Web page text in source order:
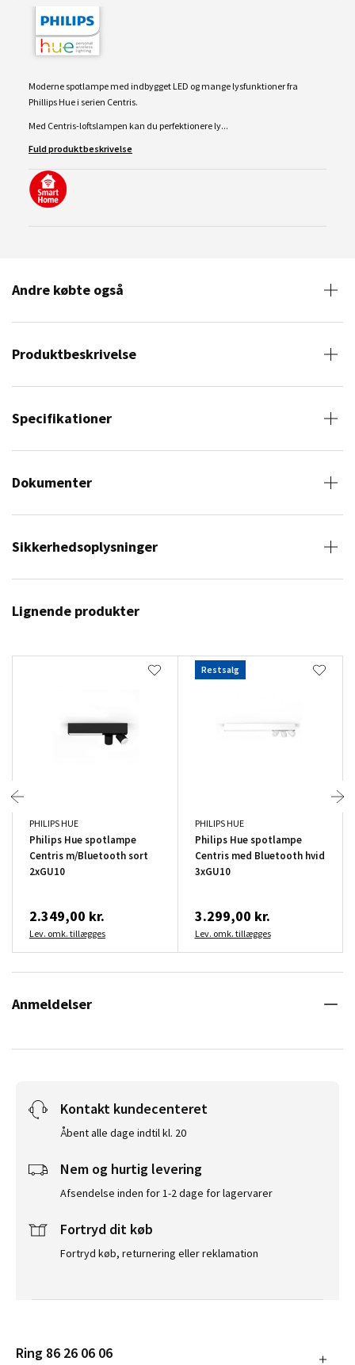
Moderne spotlampe med indbygget LED og mange lysfunktioner fra
Phillips Hue i serien Centris.
Med Centris-loftslampen kan du perfektionere ly...
Fuld produktbeskrivelse
Andre købte også
Produktbeskrivelse
Specifikationer
Dokumenter
Sikkerhedsoplysninger
Lignende produkter
PHILIPS HUE
Philips Hue spotlampe
Centris m/Bluetooth sort
2xGU10
2.349,00 kr.
Lev. omk. tillægges
Restsalg
PHILIPS HUE
Philips Hue spotlampe
Centris med Bluetooth hvid
3xGU10
3.299,00 kr.
Lev. omk. tillægges
Anmeldelser
Kontakt kundecenteret
Åbent alle dage indtil kl. 20
Nem og hurtig levering
Afsendelse inden for 1-2 dage for lagervarer
Fortryd dit køb
Fortryd køb, returnering eller reklamation
Ring 86 26 06 06